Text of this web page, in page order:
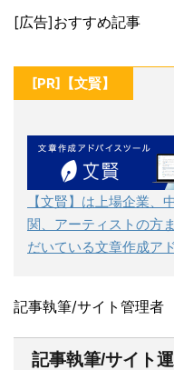
[広告]おすすめ記事
[PR]【文賢】
【文賢】は上場企業、
関、アーティストの方
だいている文章作成ア
記事執筆/サイト管理者
記事執筆/サイト